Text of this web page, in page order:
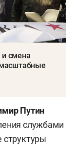
смена
Путин
службами
структуры